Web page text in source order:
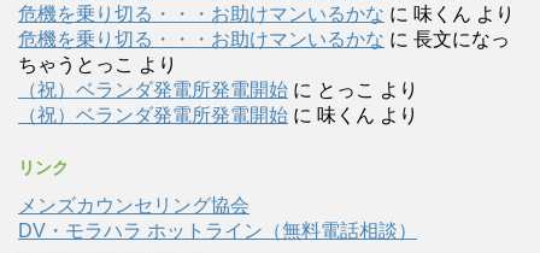
危機を乗り切る・・・お助けマンいるかな に 味くん より
危機を乗り切る・・・お助けマンいるかな に 長文になっ
ちゃうとっこ より
（祝）ベランダ発電所発電開始 に とっこ より
（祝）ベランダ発電所発電開始 に 味くん より
リンク
メンズカウンセリング協会
DV・モラハラ ホットライン（無料電話相談）